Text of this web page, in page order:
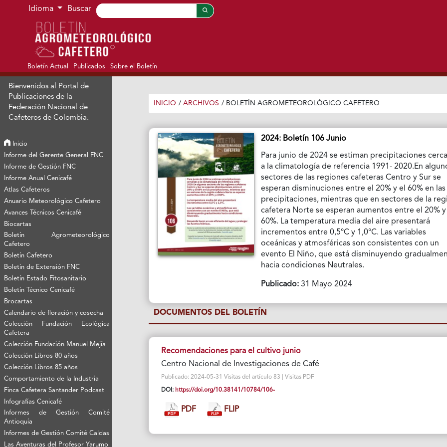
Ir al menú de navegación principal
Ir al contenido principal
Ir al pie de página del sitio
Idioma Buscar
Boletín Actual Publicados Sobre el Boletín
Bienvenidos al Portal de
Publicaciones de la
Federación Nacional de
Cafeteros de Colombia.
Inicio
Informe del Gerente General FNC
Informe de Gestión FNC
Informe Anual Cenicafé
Atlas Cafeteros
Anuario Meteorológico Cafetero
Avances Técnicos Cenicafé
Biocartas
Boletín Agrometeorológico
Cafetero
Boletín Cafetero
Boletín de Extensión FNC
Boletín Estado Fitosanitario
Boletín Técnico Cenicafé
Brocartas
Calendario de floración y cosecha
Colección Fundación Ecológica
Cafetera
Colección Fundación Manuel Mejía
Colección Libros 80 años
Colección Libros 85 años
Comportamiento de la Industria
Finca Cafetera Santander Podcast
Infografías Cenicafé
Informes de Gestión Comité
Antioquía
Informes de Gestión Comité Caldas
Las Aventuras del Profesor Yarumo
INICIO / ARCHIVOS / BOLETÍN AGROMETEOROLÓGICO CAFETERO
2024: Boletín 106 Junio
Para junio de 2024 se estiman precipitaciones
a la climatología de referencia 1991- 2020.En
sectores de las regiones cafeteras Centro y Sur se
esperan disminuciones entre el 20% y el 60% en las
precipitaciones, mientras que en sectores de la
cafetera Norte se esperan aumentos entre el 20%
60%. La temperatura media del aire presentará
incrementos entre 0,5°C y 1,0°C. Las variables
oceánicas y atmosféricas son consistentes con un
evento El Niño, que está disminuyendo
hacia condiciones Neutrales.
Publicado: 31 Mayo 2024
DOCUMENTOS DEL BOLETÍN
Recomendaciones para el cultivo junio
Centro Nacional de Investigaciones de Café
Publicado: 2024-05-31 Visitas del artículo 83 | Visitas PDF
DOI: https://doi.org/10.38141/10784/106-
PDF FLIP